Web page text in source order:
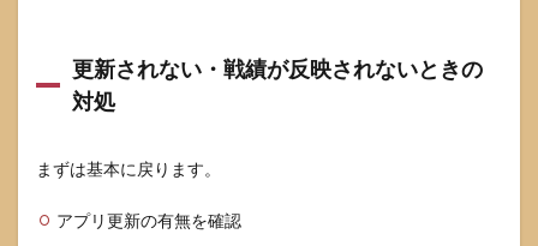
更新されない・戦績が反映されないときの
対処
まずは基本に戻ります。
アプリ更新の有無を確認